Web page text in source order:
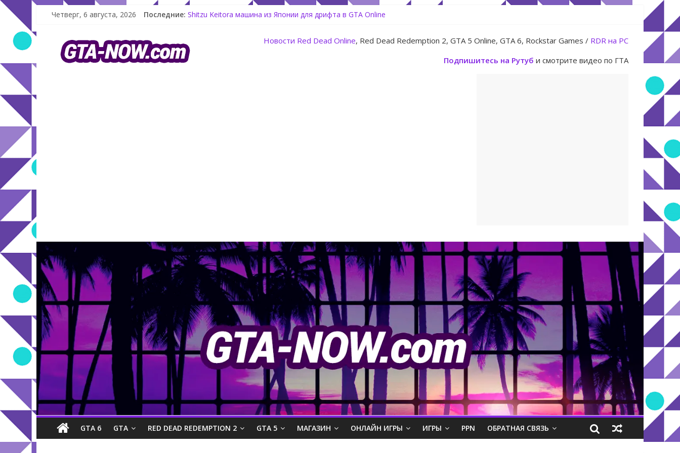
Четверг, 6 августа, 2026 Последние: Shitzu Keitora машина из Японии для дрифта в GTA Online
GTA Online: Rockstar запускает программу Fine Art Collector с наградами
Летнее обновление для GTA 5 Online The Kortz Center Heist
Как создать аккаунт Rockstar Games Social Club инструкция
Новости Red Dead Online, Red Dead Redemption 2, GTA 5 Online, GTA 6, Rockstar Games / RDR на PC
Подпишитесь на Рутуб и смотрите видео по ГТА
GTA 6 GTA RED DEAD REDEMPTION 2 GTA 5 МАГАЗИН ОНЛАЙН ИГРЫ ИГРЫ PPN ОБРАТНАЯ СВЯЗЬ